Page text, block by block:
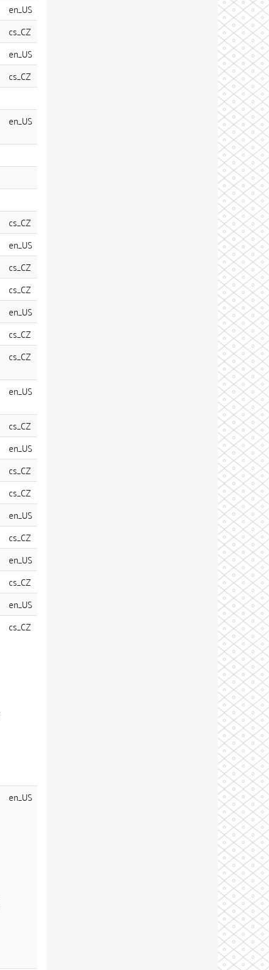
en_US
cs_CZ
en_US
cs_CZ
en_US
cs_CZ
en_US
cs_CZ
cs_CZ
en_US
cs_CZ
cs_CZ
en_US
cs_CZ
en_US
cs_CZ
cs_CZ
en_US
cs_CZ
en_US
cs_CZ
en_US
cs_CZ
en_US